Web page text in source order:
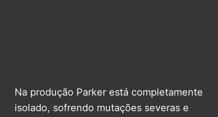
Na produção Parker está completamente
isolado, sofrendo mutações severas e